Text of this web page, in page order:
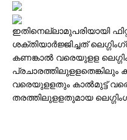
ഇതിനെല്ലാമുപരിയായി
ശക്തിയാര്‍ജ്ജിച്ചത്
കണങ്കാല്‍ വരെയുളള
പ്രചാരത്തിലുളളതെങ്കിലും
വരെയുളളതും കാല്‍മുട്ട്
തരത്തിലുളളതുമായ